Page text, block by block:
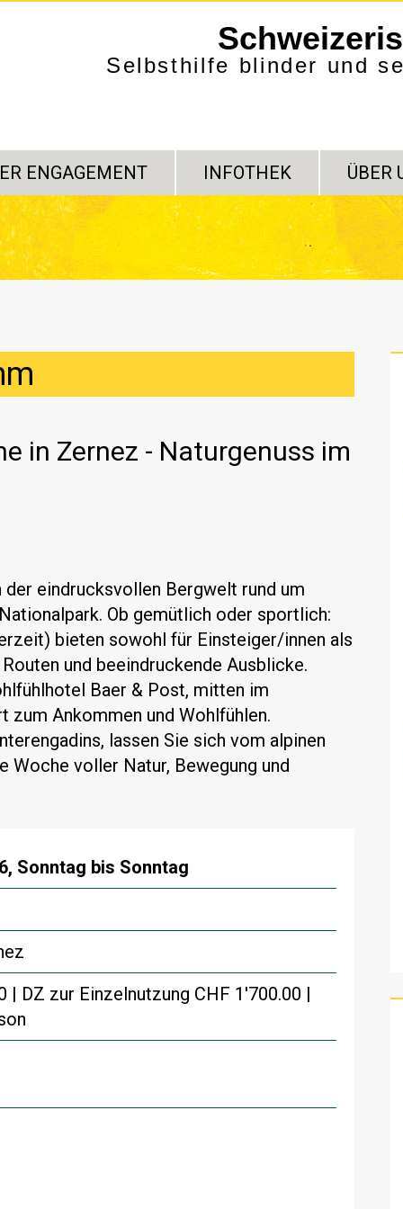
Selbsthilfe blinder und
ENGAGEMENT INFOTHEK ÜBER
in Zernez - Naturgenuss im
eindrucksvollen Bergwelt rund um
Ob gemütlich oder sportlich:
bieten sowohl für Einsteiger/innen als
und beeindruckende Ausblicke.
Baer & Post, mitten im
Ankommen und Wohlfühlen.
lassen Sie sich vom alpinen
Woche voller Natur, Bewegung und
Sonntag bis Sonntag
| DZ zur Einzelnutzung CHF 1'700.00 |